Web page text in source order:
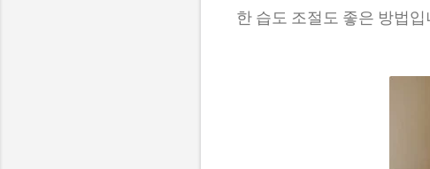
한 습도 조절도 좋은 방법입